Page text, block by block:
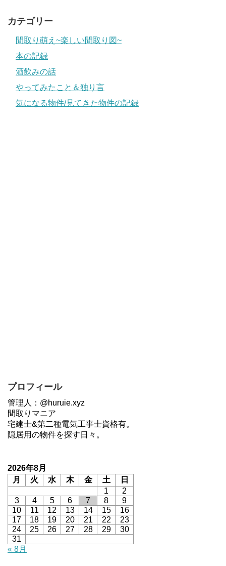
カテゴリー
間取り萌え~楽しい間取り図~
本の記録
酒飲みの話
やってみたこと＆独り言
気になる物件/見てきた物件の記録
プロフィール
管理人：@huruie.xyz
間取りマニア
宅建士&第二種電気工事士資格有。
隠居用の物件を探す日々。
2026年8月
月
火 水 木 金 土
日
1
2
3
4 5 6 7 8
9
10
11 12 13 14 15
16
17
18 19 20 21 22
23
24
25 26 27 28 29
30
31
« 8月